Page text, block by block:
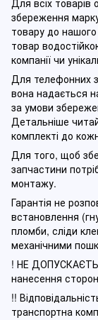
Для всіх товарів
збереження
товару до
товар
компанії чи
Для телефонних
вона надається
за умови
Детальніше
комплекті до
Для того, щоб
запчастини
монтажу.
Гарантія не
встановлення
пломби, сліди
механічними
! НЕ
нанесення
!!
транспортна